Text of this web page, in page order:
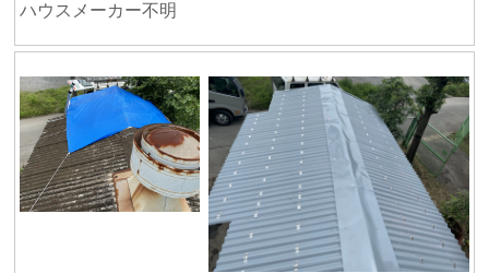
ハウスメーカー不明